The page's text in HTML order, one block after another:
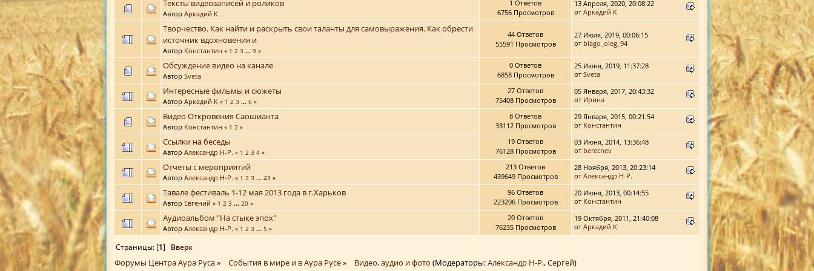
Тексты видеозаписей и роликов
Автор Аркадий К
1 Ответов
6756 Просмотров
13 Апреля, 2020, 20:08:22
от Аркадий К
Творчество. Как найти и раскрыть свои таланты для самовыражения. Как обрести
источник вдохновения и
Автор Константин « 1 2 3 ... 9 »
44 Ответов
55591 Просмотров
27 Июля, 2019, 00:06:15
от blago_oleg_94
Обсуждение видео на канале
Автор Sveta
0 Ответов
6858 Просмотров
25 Июня, 2019, 11:37:28
от Sveta
Интересные фильмы и сюжеты
Автор Аркадий К « 1 2 3 ... 6 »
27 Ответов
75408 Просмотров
05 Января, 2017, 20:43:32
от Ирина
Видео Откровения Саошианта
Автор Константин « 1 2 »
8 Ответов
33112 Просмотров
29 Января, 2015, 00:21:54
от Константин
Ссылки на беседы
Автор Александр Н-Р. « 1 2 3 4 »
19 Ответов
76128 Просмотров
03 Июня, 2014, 13:36:48
от berecnev
Отчеты с мероприятий
Автор Александр Н-Р. « 1 2 3 ... 43 »
213 Ответов
439649 Просмотров
28 Ноября, 2013, 20:23:14
от Александр Н-Р.
Тавале фестиваль 1-12 мая 2013 года в г.Харьков
Автор Евгений « 1 2 3 ... 20 »
96 Ответов
223206 Просмотров
20 Июня, 2013, 00:14:55
от Константин
Аудиоальбом "На стыке эпох"
Автор Александр Н-Р. « 1 2 3 ... 5 »
20 Ответов
76235 Просмотров
19 Октября, 2011, 21:40:08
от Аркадий К
Страницы: [1] Вверх
Форумы Центра Аура Руса» События в мире и в Аура Русе» Видео, аудио и фото (Модераторы:Александр Н-Р.,Сергей)